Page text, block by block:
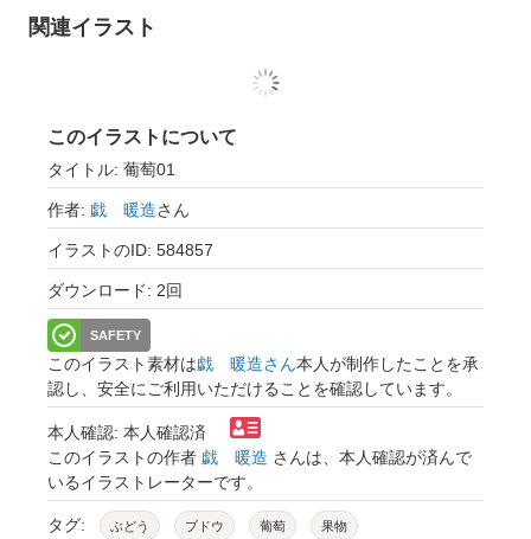
関連イラスト
このイラストについて
タイトル: 葡萄01
作者: 戯 暖造さん
イラストのID: 584857
ダウンロード: 2回
SAFETY
このイラスト素材は戯 暖造さん本人が制作したことを承
認し、安全にご利用いただけることを確認しています。
本人確認: 本人確認済
このイラストの作者 戯 暖造 さんは、本人確認が済んで
いるイラストレーターです。
タグ: ぶどう ブドウ 葡萄 果物